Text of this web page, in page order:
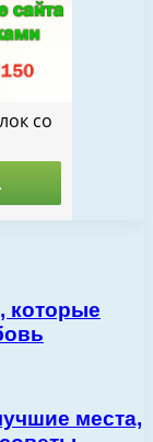
которые
места,